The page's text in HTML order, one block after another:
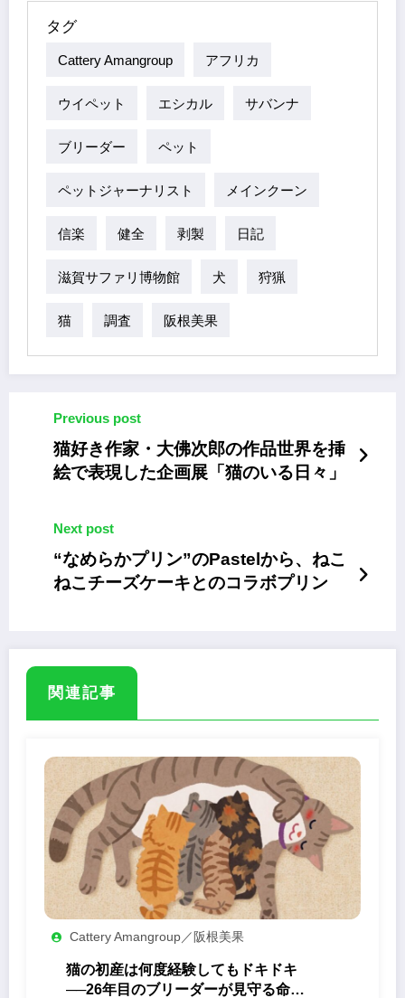
タグ
Cattery Amangroup アフリカ
ウイペット エシカル サバンナ
ブリーダー ペット
ペットジャーナリスト メインクーン
信楽 健全 剥製 日記
滋賀サファリ博物館 犬 狩猟
猫 調査 阪根美果
Previous post
猫好き作家・大佛次郎の作品世界を挿
絵で表現した企画展「猫のいる日々」
Next post
“なめらかプリン”のPastelから、ねこ
ねこチーズケーキとのコラボプリン
関連記事
Cattery Amangroup／阪根美果
猫の初産は何度経験してもドキドキ
──26年目のブリーダーが見守る命の